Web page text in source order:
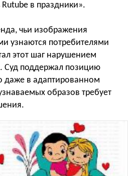
в праздники».
чьи изображения
узнаются потребителями
этот шаг нарушением
Суд поддержал позицию
даже в адаптированном
образов требует